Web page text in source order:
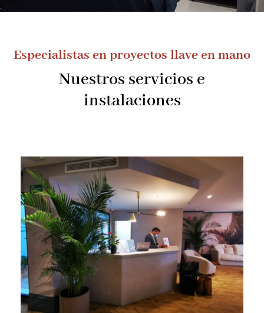
Especialistas en proyectos llave en mano
Nuestros servicios e
instalaciones